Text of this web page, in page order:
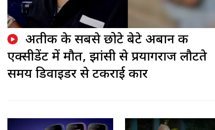
अतीक के सबसे छोटे बेटे अबान की
एक्सीडेंट में मौत, झांसी से प्रयागराज लौटते
समय डिवाइडर से टकराई कार